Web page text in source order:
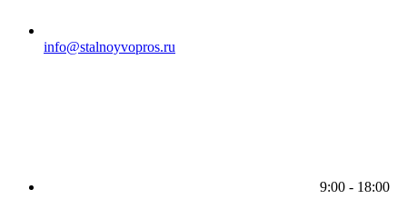
info@stalnoyvopros.ru
9:00 - 18:00